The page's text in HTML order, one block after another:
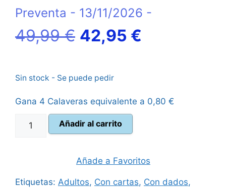
Preventa - 13/11/2026 -
49,99€ El
original
era:
49,99 €.
42,95 €
es:
Sin stock - Se puede pedir
Gana 4 Calaveras equivalente a 0,80 €
Círculo
Añadir al carrito
Añade a Favoritos
Etiquetas: Adultos, Con cartas, Con dados,